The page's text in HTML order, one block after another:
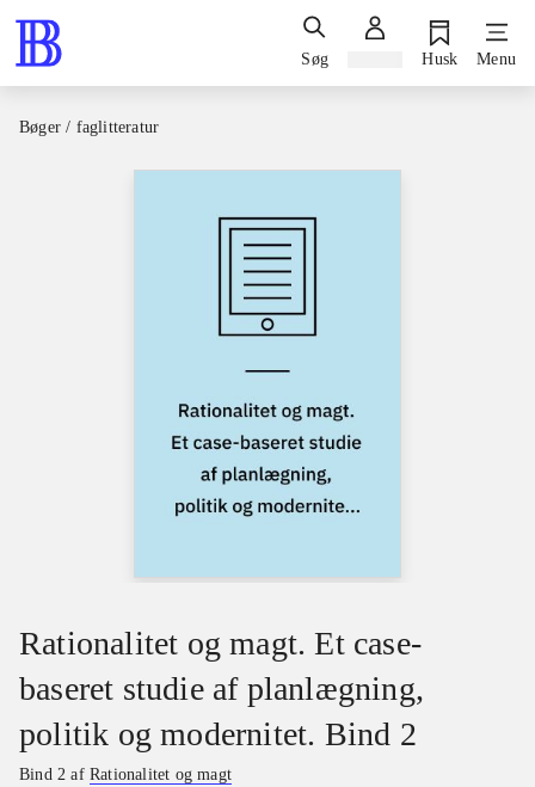
Søg Husk Menu
Bøger / faglitteratur
Rationalitet og magt. Et case-
baseret studie af planlægning,
politik og modernitet. Bind 2
Bind 2 afRationalitet og magt